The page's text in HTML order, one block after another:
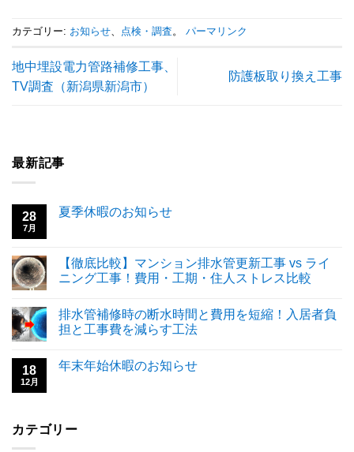
カテゴリー: お知らせ、 点検・調査。 パーマリンク
地中埋設電力管路補修工事、
TV調査（新潟県新潟市）
防護板取り換え工事
最新記事
28
7月
夏季休暇のお知らせ
【徹底比較】マンション排水管更新工事 vs ライ
ニング工事！費用・工期・住人ストレス比較
排水管補修時の断水時間と費用を短縮！入居者負
担と工事費を減らす工法
18
12月
年末年始休暇のお知らせ
カテゴリー